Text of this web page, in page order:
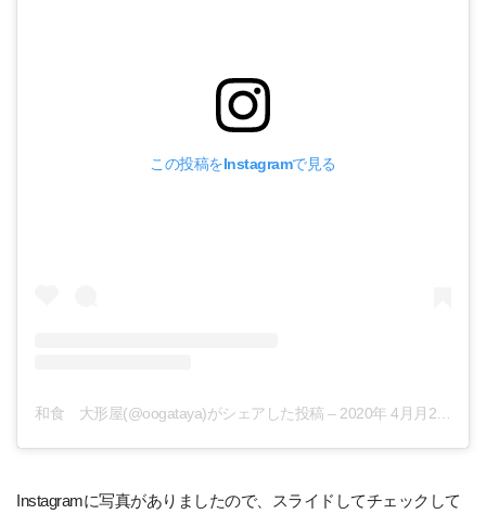
この投稿をInstagramで見る
和食 大形屋(@oogataya)がシェアした投稿 – 2020年 4月月20日午
Instagramに写真がありましたので、スライドしてチェックして